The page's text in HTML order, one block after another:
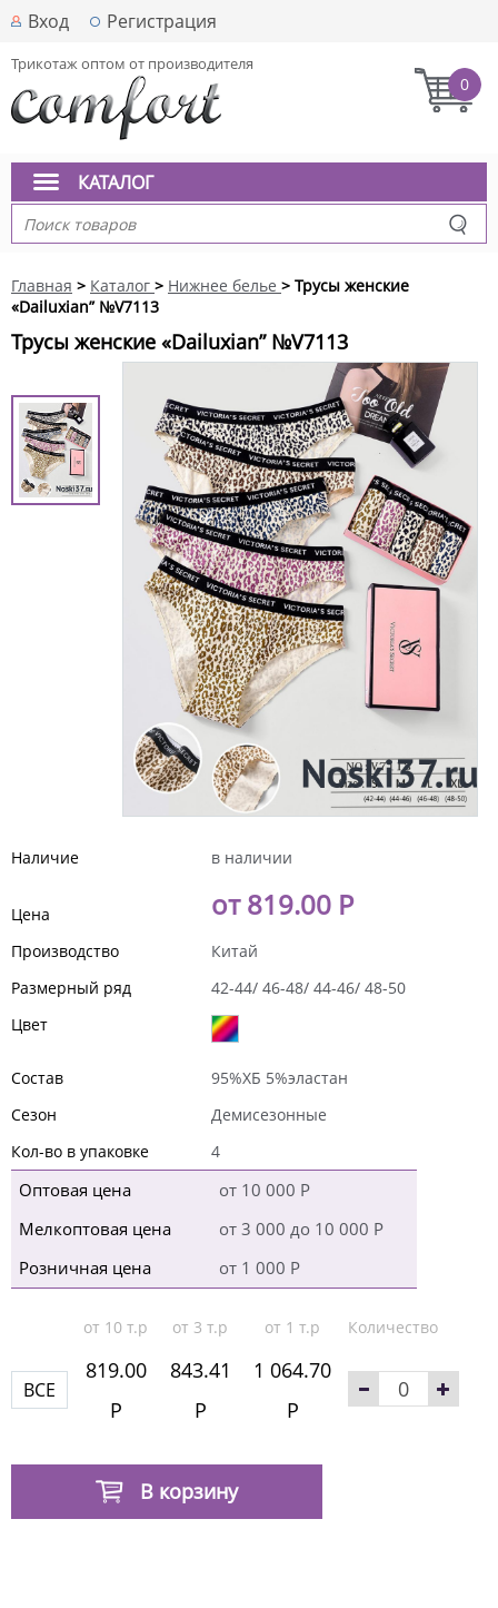
Вход Регистрация
Трикотаж оптом от производителя
0
КАТАЛОГ
Главная > Каталог > Нижнее белье > Трусы женские
«Dailuxian” №V7113
Трусы женские «Dailuxian” №V7113
Наличие в наличии
Цена от 819.00 Р
Производство
Китай
Размерный ряд
42-44/ 46-48/ 44-46/ 48-50
Цвет
Состав
95%ХБ 5%эластан
Сезон
Демисезонные
Кол-во в упаковке
4
Оптовая цена
от 10 000 Р
Мелкоптовая цена
от 3 000 до 10 000 Р
Розничная цена
от 1 000 Р
от 10 т.р от 3 т.р от 1 т.р Количество
ВСЕ
819.00
Р
843.41
Р
1 064.70
Р
В корзину